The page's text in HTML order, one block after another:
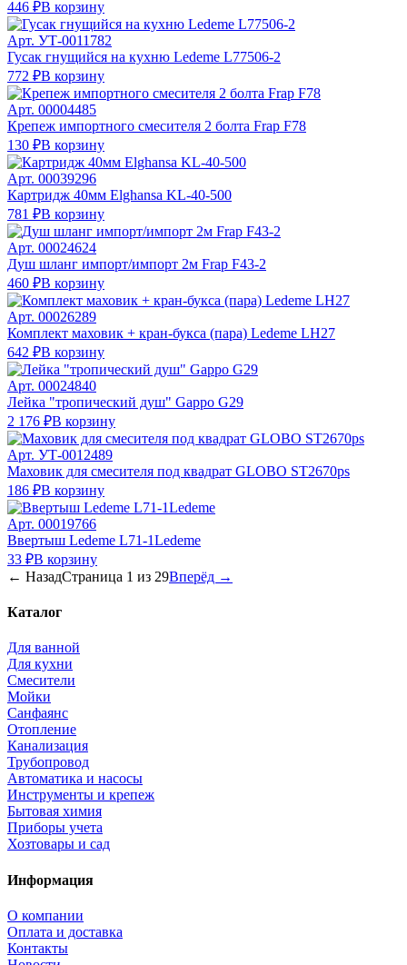
446 ₽В корзину
Арт. УТ-0011782
Гусак гнущийся на кухню Ledeme L77506-2
772 ₽В корзину
Арт. 00004485
Крепеж импортного смесителя 2 болта Frap F78
130 ₽В корзину
Арт. 00039296
Картридж 40мм Elghansa KL-40-500
781 ₽В корзину
Арт. 00024624
Душ шланг импорт/импорт 2м Frap F43-2
460 ₽В корзину
Арт. 00026289
Комплект маховик + кран-букса (пара) Ledeme LH27
642 ₽В корзину
Арт. 00024840
Лейка "тропический душ" Gappo G29
2 176 ₽В корзину
Арт. УТ-0012489
Маховик для смесителя под квадрат GLOBO ST2670ps
186 ₽В корзину
Арт. 00019766
Ввертыш Ledeme L71-1Ledeme
33 ₽В корзину
← НазадСтраница 1 из 29Вперёд →
Каталог
Для ванной
Для кухни
Смесители
Мойки
Санфаянс
Отопление
Канализация
Трубопровод
Автоматика и насосы
Инструменты и крепеж
Бытовая химия
Приборы учета
Хозтовары и сад
Информация
О компании
Оплата и доставка
Контакты